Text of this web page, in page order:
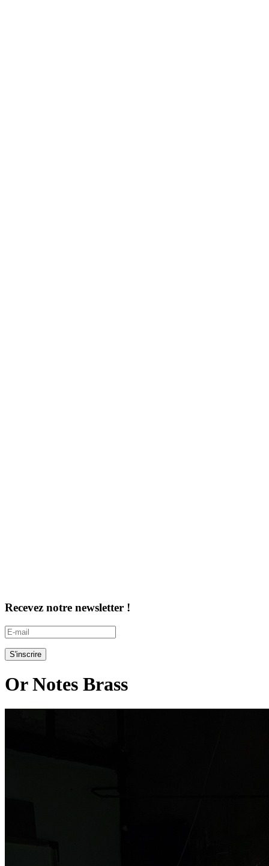
Recevez notre newsletter !
Or Notes Brass